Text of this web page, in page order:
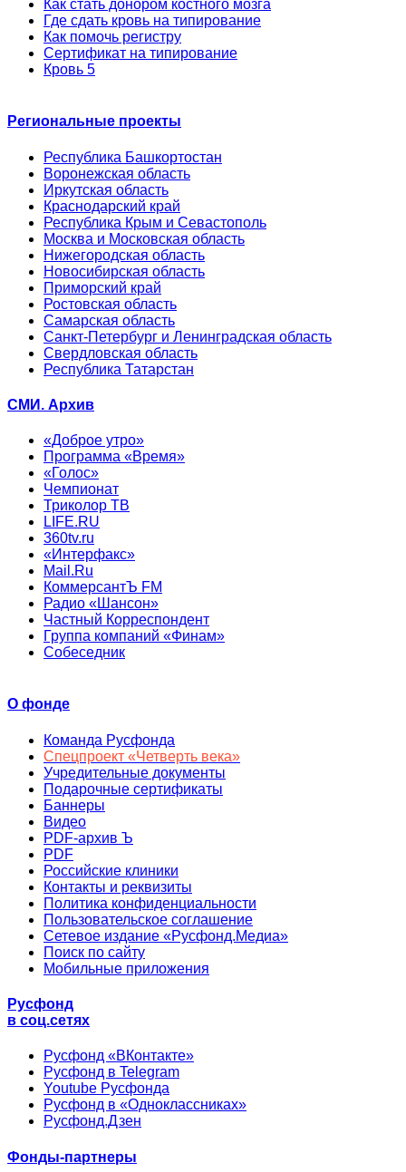
Как стать донором костного мозга
Где сдать кровь на типирование
Как помочь регистру
Сертификат на типирование
Кровь 5
Региональные проекты
Республика Башкортостан
Воронежская область
Иркутская область
Краснодарский край
Республика Крым и Севастополь
Москва и Московская область
Нижегородская область
Новосибирская область
Приморский край
Ростовская область
Самарская область
Санкт-Петербург и Ленинградская область
Свердловская область
Республика Татарстан
СМИ. Архив
«Доброе утро»
Программа «Время»
«Голос»
Чемпионат
Триколор ТВ
LIFE.RU
360tv.ru
«Интерфакс»
Mail.Ru
КоммерсантЪ FM
Радио «Шансон»
Частный Корреспондент
Группа компаний «Финам»
Собеседник
О фонде
Команда Русфонда
Спецпроект «Четверть века»
Учредительные документы
Подарочные сертификаты
Баннеры
Видео
PDF-архив Ъ
PDF
Российские клиники
Контакты и реквизиты
Политика конфиденциальности
Пользовательское соглашение
Сетевое издание «Русфонд.Медиа»
Поиск по сайту
Мобильные приложения
Русфонд
в соц.сетях
Русфонд «ВКонтакте»
Русфонд в Telegram
Youtube Русфонда
Русфонд в «Одноклассниках»
Русфонд.Дзен
Фонды-партнеры